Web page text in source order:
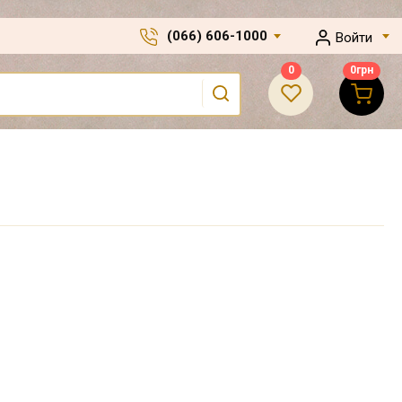
(066) 606-1000 Войти
0 0грн